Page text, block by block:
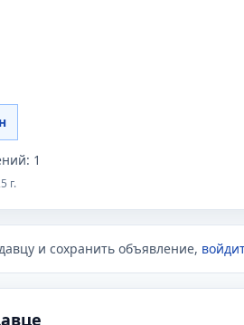
1
г.
и сохранить объявление,